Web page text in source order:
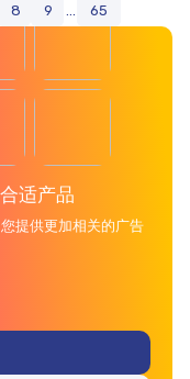
8 9 65
适产品
提供更加相关的广告